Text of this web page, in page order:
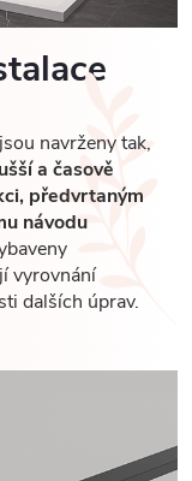
navrženy tak,
a časově
předvrtaným
návodu
vyrovnání
dalších úprav.